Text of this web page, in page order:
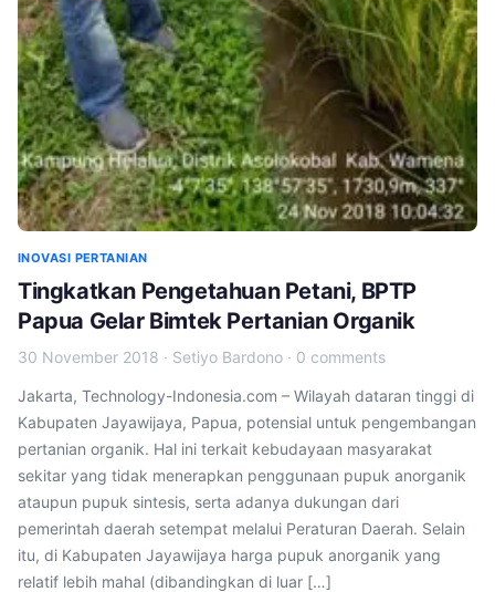
INOVASI PERTANIAN
Tingkatkan Pengetahuan Petani, BPTP
Papua Gelar Bimtek Pertanian Organik
30 November 2018 · Setiyo Bardono · 0 comments
Jakarta, Technology-Indonesia.com – Wilayah dataran tinggi di
Kabupaten Jayawijaya, Papua, potensial untuk pengembangan
pertanian organik. Hal ini terkait kebudayaan masyarakat
sekitar yang tidak menerapkan penggunaan pupuk anorganik
ataupun pupuk sintesis, serta adanya dukungan dari
pemerintah daerah setempat melalui Peraturan Daerah. Selain
itu, di Kabupaten Jayawijaya harga pupuk anorganik yang
relatif lebih mahal (dibandingkan di luar […]